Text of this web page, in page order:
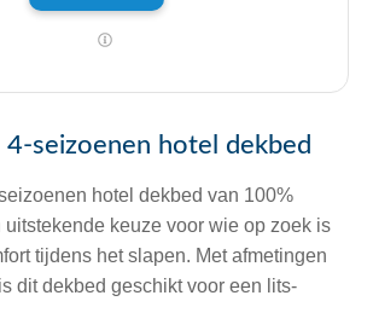
4-seizoenen hotel dekbed
hotel dekbed van 100%
keuze voor wie op zoek is
tijdens het slapen. Met afmetingen
dit dekbed geschikt voor een lits-